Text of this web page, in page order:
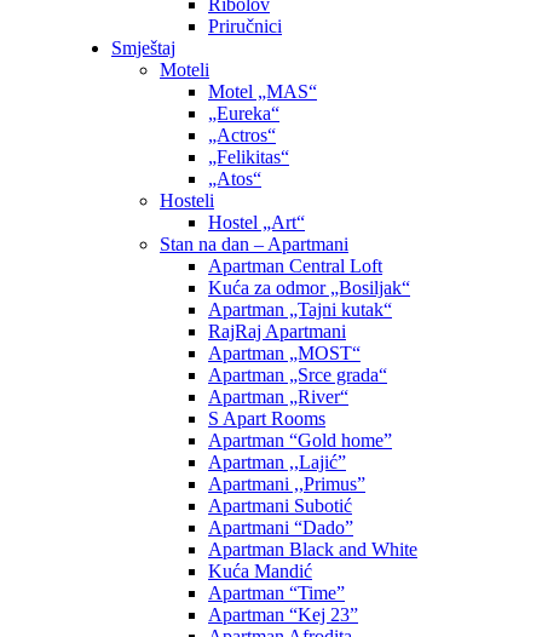
Ribolov
Priručnici
Smještaj
Moteli
Motel „MAS“
„Eureka“
„Actros“
„Felikitas“
„Atos“
Hosteli
Hostel „Art“
Stan na dan – Apartmani
Apartman Central Loft
Kuća za odmor „Bosiljak“
Apartman „Tajni kutak“
RajRaj Apartmani
Apartman „MOST“
Apartman „Srce grada“
Apartman „River“
S Apart Rooms
Apartman “Gold home”
Apartman ,,Lajić”
Apartmani ,,Primus”
Apartmani Subotić
Apartmani “Dado”
Apartman Black and White
Kuća Mandić
Apartman “Time”
Apartman “Kej 23”